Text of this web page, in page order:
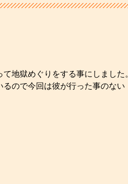
地獄めぐりをする事にしました。
ので今回は彼が行った事のない